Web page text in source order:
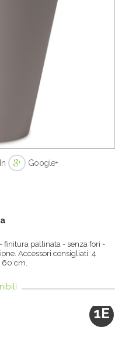
Google+
finitura pallinata - senza fori -
Accessori consigliati: 4
cm.
1E